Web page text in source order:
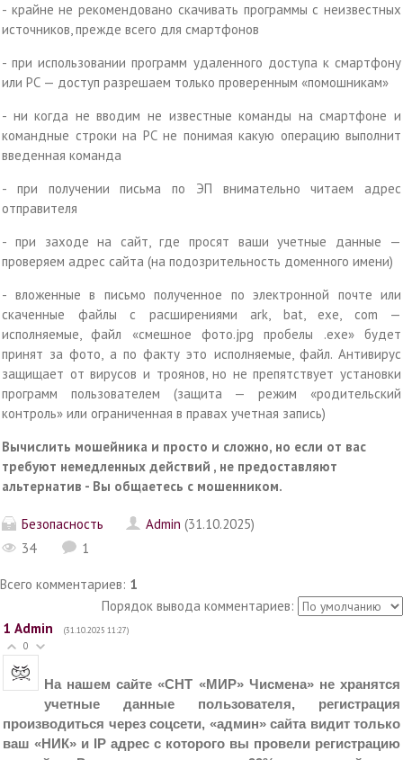
- крайне не рекомендовано скачивать программы с неизвестных
источников, прежде всего для смартфонов
- при использовании программ удаленного доступа к смартфону
или РС — доступ разрешаем только проверенным «помошникам»
- ни когда не вводим не известные команды на смартфоне и
командные строки на РС не понимая какую операцию выполнит
введенная команда
- при получении письма по ЭП внимательно читаем адрес
отправителя
- при заходе на сайт, где просят ваши учетные данные —
проверяем адрес сайта (на подозрительность доменного имени)
- вложенные в письмо полученное по электронной почте или
скаченные файлы с расширениями ark, bat, exe, com —
исполняемые, файл «смешное фото.jpg пробелы .exe» будет
принят за фото, а по факту это исполняемые, файл. Антивирус
защищает от вирусов и троянов, но не препятствует установки
программ пользователем (защита — режим «родительский
контроль» или ограниченная в правах учетная запись)
Вычислить мошейника и просто и сложно, но если от вас
требуют немедленных действий , не предоставляют
альтернатив - Вы общаетесь с мошенником.
Безопасность Admin (31.10.2025)
34
1
Всего комментариев: 1
Порядок вывода комментариев:
1 Admin (31.10.2025 11:27)
0
На нашем сайте «СНТ «МИР» Чисмена» не хранятся
учетные данные пользователя, регистрация
производиться через соцсети, «админ» сайта видит только
ваш «НИК» и IP адрес с которого вы провели регистрацию